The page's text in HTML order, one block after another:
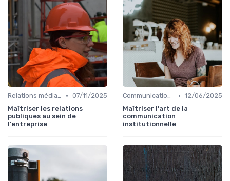
Relations médias & presse • 07/11/2025
Maîtriser les relations
publiques au sein de
l'entreprise
Communication institutionnelle • 12/06/2025
Maîtriser l'art de la
communication
institutionnelle